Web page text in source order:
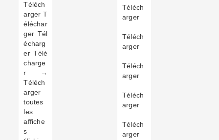
Téléch
arger T
éléchar
ger Tél
écharg
er Télé
charge
r →
Téléch
arger
toutes
les
affiche
s
Téléch
arger
Téléch
arger
Téléch
arger
Téléch
arger
Téléch
arger